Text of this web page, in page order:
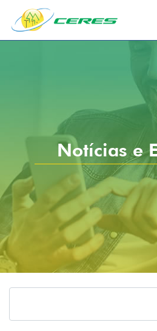
Notícias e